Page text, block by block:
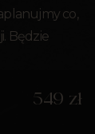
co,
Będzie
549 zł